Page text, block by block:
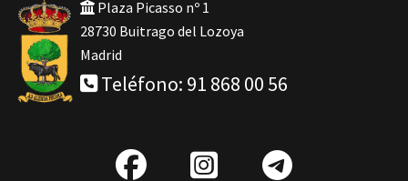
Plaza Picasso nº 1
28730 Buitrago del Lozoya
Madrid
Teléfono: 91 868 00 56
fab IG